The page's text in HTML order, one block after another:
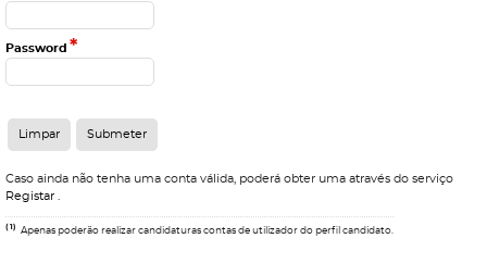
Password *
Caso ainda não tenha uma conta válida, poderá obter uma através do serviço
Registar
(1) Apenas poderão realizar candidaturas contas de utilizador do perfil candidato.